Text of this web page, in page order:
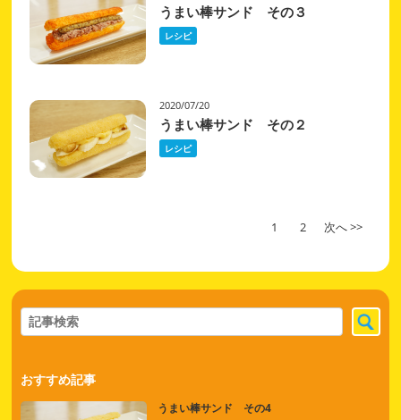
うまい棒サンド その３
レシピ
2020/07/20
うまい棒サンド その２
レシピ
1 2 次へ >>
おすすめ記事
うまい棒サンド その4